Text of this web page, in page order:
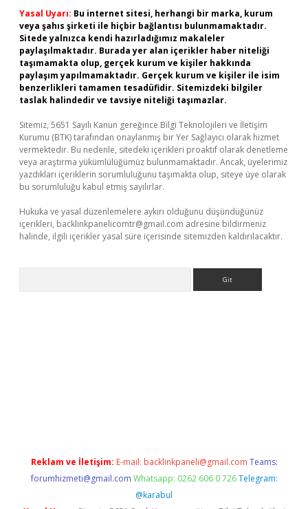
Yasal Uyarı: Bu internet sitesi, herhangi bir marka, kurum
veya şahıs şirketi ile hiçbir bağlantısı bulunmamaktadır.
Sitede yalnızca kendi hazırladığımız makaleler
paylaşılmaktadır. Burada yer alan içerikler haber niteliği
taşımamakta olup, gerçek kurum ve kişiler hakkında
paylaşım yapılmamaktadır. Gerçek kurum ve kişiler ile isim
benzerlikleri tamamen tesadüfidir. Sitemizdeki bilgiler
taslak halindedir ve tavsiye niteliği taşımazlar.
Sitemiz, 5651 Sayılı Kanun gereğince Bilgi Teknolojileri ve İletişim
Kurumu (BTK) tarafından onaylanmış bir Yer Sağlayıcı olarak hizmet
vermektedir. Bu nedenle, sitedeki içerikleri proaktif olarak denetleme
veya araştırma yükümlülüğümüz bulunmamaktadır. Ancak, üyelerimiz
yazdıkları içeriklerin sorumluluğunu taşımakta olup, siteye üye olarak
bu sorumluluğu kabul etmiş sayılırlar.
Hukuka ve yasal düzenlemelere aykırı olduğunu düşündüğünüz
içerikleri, backlinkpanelicomtr@gmail.com adresine bildirmeniz
halinde, ilgili içerikler yasal süre içerisinde sitemizden kaldırılacaktır.
Reklam ve İletişim: E-mail: backlinkpaneli@gmail.com Teams:
forumhizmeti@gmail.com Whatsapp: 0262 606 0 726 Telegram:
@karabul